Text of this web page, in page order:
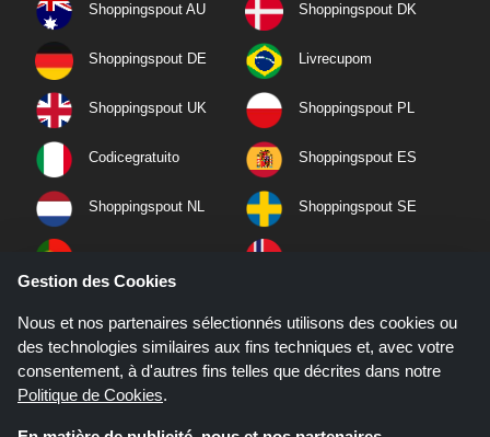
Shoppingspout AU Shoppingspout DK
Shoppingspout DE Livrecupom
Shoppingspout UK Shoppingspout PL
Codicegratuito Shoppingspout ES
Shoppingspout NL Shoppingspout SE
Gestion des Cookies
Nous et nos partenaires sélectionnés utilisons des cookies ou
des technologies similaires aux fins techniques et, avec votre
consentement, à d'autres fins telles que décrites dans notre
Politique de Cookies.